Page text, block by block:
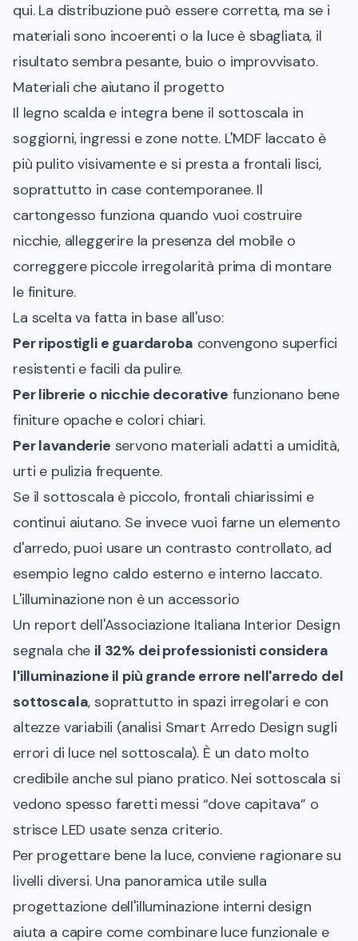
qui. La distribuzione può essere corretta, ma se i
materiali sono incoerenti o la luce è sbagliata, il
risultato sembra pesante, buio o improvvisato.
Materiali che aiutano il progetto
Il legno scalda e integra bene il sottoscala in
soggiorni, ingressi e zone notte. L'MDF laccato è
più pulito visivamente e si presta a frontali lisci,
soprattutto in case contemporanee. Il
cartongesso funziona quando vuoi costruire
nicchie, alleggerire la presenza del mobile o
correggere piccole irregolarità prima di montare
le finiture.
La scelta va fatta in base all'uso:
Per ripostigli e guardaroba convengono superfici
resistenti e facili da pulire.
Per librerie o nicchie decorative funzionano bene
finiture opache e colori chiari.
Per lavanderie servono materiali adatti a umidità,
urti e pulizia frequente.
Se il sottoscala è piccolo, frontali chiarissimi e
continui aiutano. Se invece vuoi farne un elemento
d'arredo, puoi usare un contrasto controllato, ad
esempio legno caldo esterno e interno laccato.
L'illuminazione non è un accessorio
Un report dell'Associazione Italiana Interior Design
segnala che il 32% dei professionisti considera
l'illuminazione il più grande errore nell'arredo del
sottoscala, soprattutto in spazi irregolari e con
altezze variabili (analisi Smart Arredo Design sugli
errori di luce nel sottoscala). È un dato molto
credibile anche sul piano pratico. Nei sottoscala si
vedono spesso faretti messi “dove capitava” o
strisce LED usate senza criterio.
Per progettare bene la luce, conviene ragionare su
livelli diversi. Una panoramica utile sulla
progettazione dell'illuminazione interni design
aiuta a capire come combinare luce funzionale e